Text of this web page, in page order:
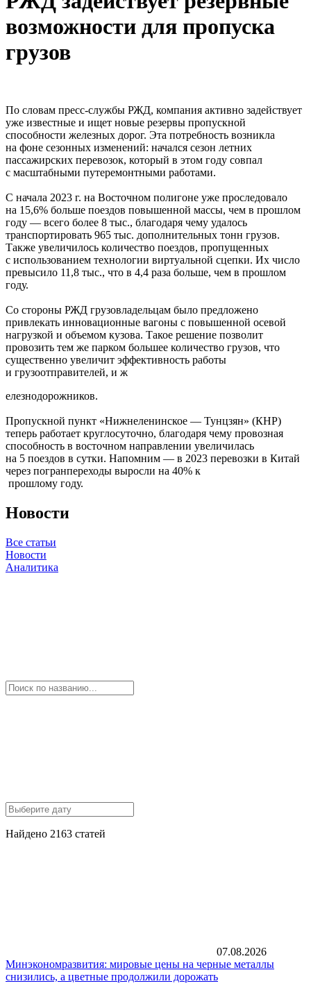
возможности для пропуска
грузов
По словам пресс-службы РЖД, компания активно задействует
уже известные и ищет новые резервы пропускной
способности железных дорог. Эта потребность возникла
на фоне сезонных изменений: начался сезон летних
пассажирских перевозок, который в этом году совпал
с масштабными путеремонтными работами.
С начала 2023 г. на Восточном полигоне уже проследовало
на 15,6% больше поездов повышенной массы, чем в прошлом
году — всего более 8 тыс., благодаря чему удалось
транспортировать 965 тыс. дополнительных тонн грузов.
Также увеличилось количество поездов, пропущенных
с использованием технологии виртуальной сцепки. Их число
превысило 11,8 тыс., что в 4,4 раза больше, чем в прошлом
году.
Со стороны РЖД грузовладельцам было предложено
привлекать инновационные вагоны с повышенной осевой
нагрузкой и объемом кузова. Такое решение позволит
провозить тем же парком большее количество грузов, что
существенно увеличит эффективность работы
и грузоотправителей, и ж
елезнодорожников.
Пропускной пункт «Нижнеленинское — Тунцзян» (КНР)
теперь работает круглосуточно, благодаря чему провозная
способность в восточном направлении увеличилась
на 5 поездов в сутки. Напомним — в 2023 перевозки в Китай
через погранпереходы выросли на 40% к
прошлому году.
Новости
Все статьи
Новости
Аналитика
Найдено 2163 статей
07.08.2026
Минэкономразвития: мировые цены на черные металлы
снизились, а цветные продолжили дорожать